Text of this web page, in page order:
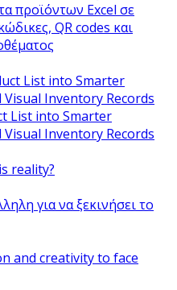
προϊόντων Excel σε
QR codes και
List into Smarter
Visual Inventory Records
reality?
για να ξεκινήσει το
and creativity to face